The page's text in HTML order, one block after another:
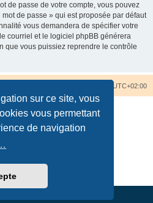
sur ce site, vous
vous permettant
de navigation
de passe de votre compte, vous pouvez
de passe » qui est proposée par défaut
vous demandera de spécifier votre
courriel et le logiciel phpBB générera
que vous puissiez reprendre le contrôle
UTC+02:00
officielle©